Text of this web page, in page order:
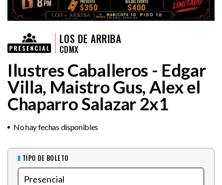
LOS DE ARRIBA
CDMX
Ilustres Caballeros - Edgar
Villa, Maistro Gus, Alex el
Chaparro Salazar 2x1
No hay fechas disponibles
TIPO DE BOLETO